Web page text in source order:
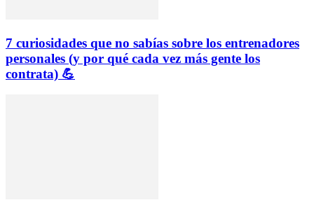
7 curiosidades que no sabías sobre los entrenadores
personales (y por qué cada vez más gente los
contrata) 💪